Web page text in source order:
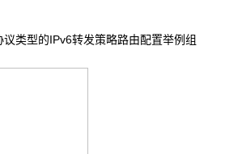
议类型的IPv6转发策略路由配置举例组